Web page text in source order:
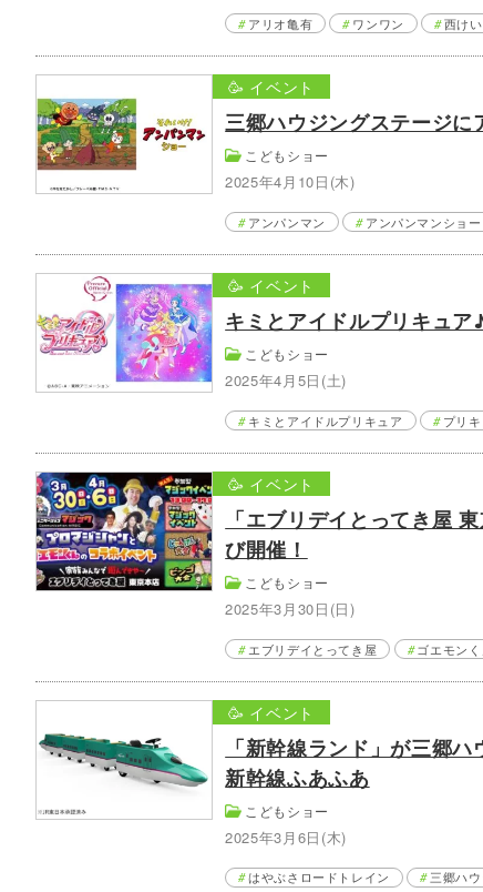
アリオ亀有 ワンワン 西けい
三郷ハウジングステージに
こどもショー
2025年4月10日(木)
🥳 イベント
アンパンマン アンパンマンショー
キミとアイドルプリキュア
こどもショー
2025年4月5日(土)
🥳 イベント
キミとアイドルプリキュア プリ
「エブリデイとってき屋
び開催！
こどもショー
2025年3月30日(日)
🥳 イベント
エブリデイとってき屋 ゴエモン
「新幹線ランド」が三郷
新幹線ふあふあ
こどもショー
2025年3月6日(木)
🥳 イベント
はやぶさロードトレイン 三郷ハ